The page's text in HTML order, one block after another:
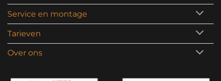
Service en montage
Tarieven
Over ons